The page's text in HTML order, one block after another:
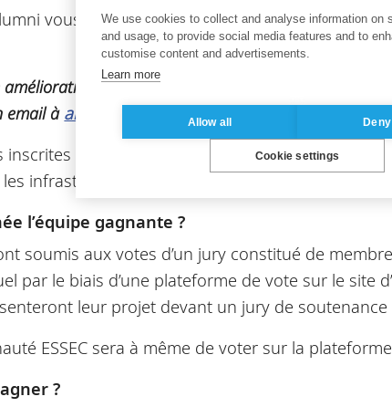
Alumni vous enverra un dossier de candidature
significative par rapport à l’existant qui
email àalumni-events@essec.edu
qu’elles utilisent des moyens modernes
infrastructures suivantes : Le Design Thinking,
l’équipe gagnante ?
soumis aux votes d’un jury constitué de
par le biais d’une plateforme de vote sur le site
leur projet devant un jury de soutenance
ESSEC sera à même de voter sur la
?
We use cookies to collect and analyse information on
and usage, to provide social media features and to
customise content and advertisements.
Learn more
Allow all
Cookie settings